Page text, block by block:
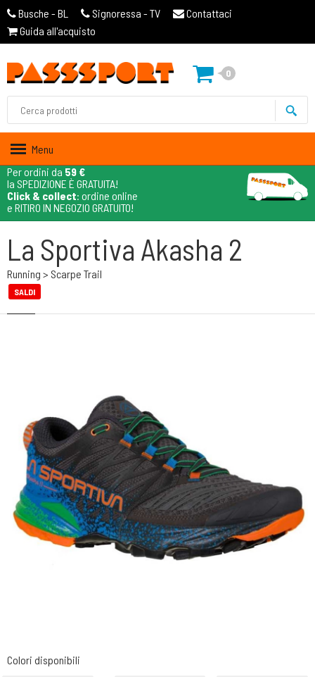
Busche - BL Signoressa - TV
Contattaci
Guida all'acquisto
0
Menu
Per ordini da 59 €
la SPEDIZIONE È GRATUITA!
Click & collect: ordine online
e RITIRO IN NEGOZIO GRATUITO!
La Sportiva Akasha 2
Running > Scarpe Trail
SALDI
Colori disponibili